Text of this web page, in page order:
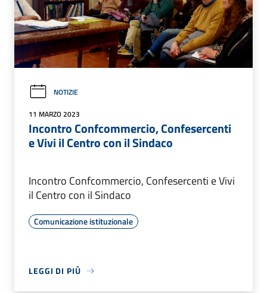
NOTIZIE
11 MARZO 2023
Incontro Confcommercio, Confesercenti
e Vivi il Centro con il Sindaco
Incontro Confcommercio, Confesercenti e Vivi
il Centro con il Sindaco
Comunicazione istituzionale
LEGGI DI PIÙ